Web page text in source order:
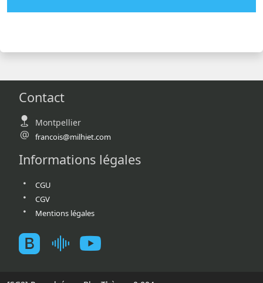
Contact
Montpellier
francois@milhiet.com
Informations légales
CGU
CGV
Mentions légales